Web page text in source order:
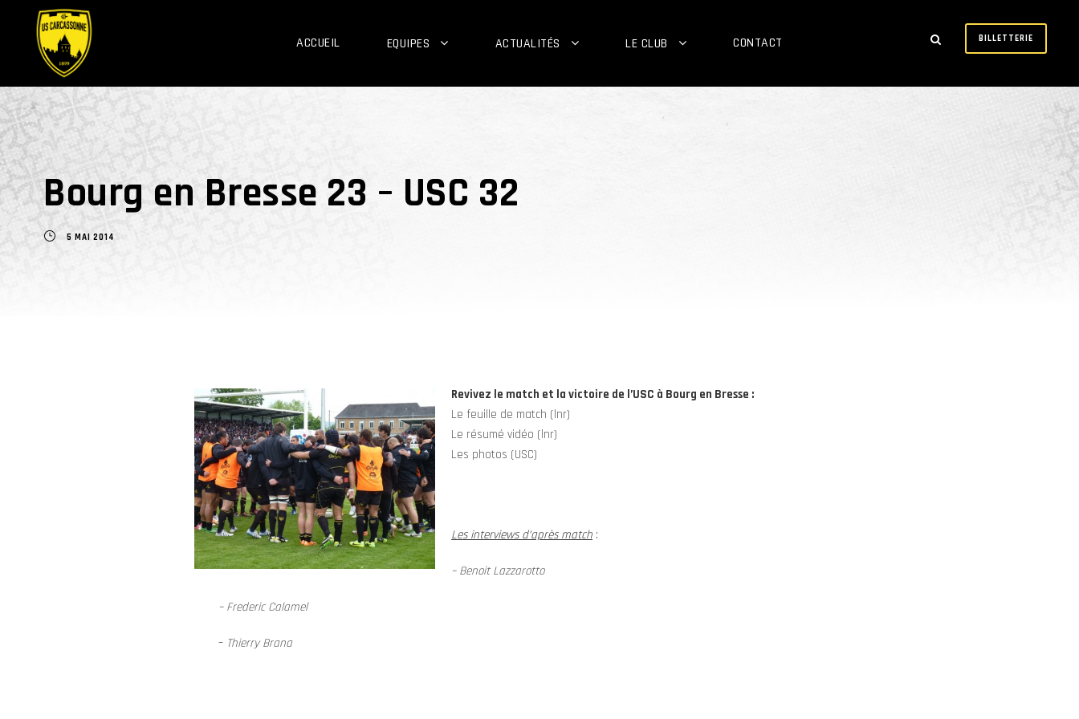
ACCUEIL EQUIPES ACTUALITÉS LE CLUB CONTACT BILLETTERIE
Bourg en Bresse 23 – USC 32
5 MAI 2014
Revivez le match et la victoire de l’USC à Bourg en Bresse :
Le feuille de match (lnr)
Le résumé vidéo (lnr)
Les photos (USC)
Les interviews d’après match :
– Benoit Lazzarotto
– Frederic Calamel
– Thierry Brana